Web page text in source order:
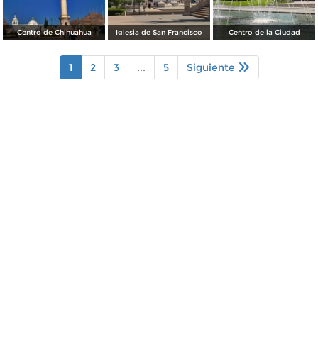
Centro de Chihuahua Iglesia de San Francisco Centro de la Ciudad
1 2 3 ... 5 Siguiente